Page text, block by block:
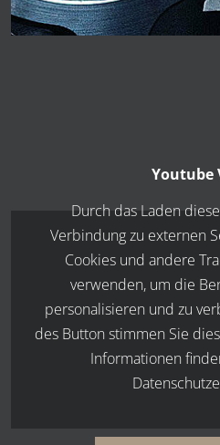
Youtube
Durch das Laden
Verbindung zu externen
Cookies und andere
verwenden, um die
personalisieren und zu
des Button stimmen Sie
Informationen